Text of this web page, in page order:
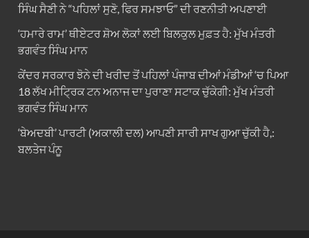
ਸਿੰਘ ਸੈਣੀ ਨੇ “ਪਹਿਲਾਂ ਸੁਣੋ, ਫਿਰ ਸਮਝਾਓ” ਦੀ ਰਣਨੀਤੀ ਅਪਣਾਈ
‘ਹਮਾਰੇ ਰਾਮ’ ਥੀਏਟਰ ਸ਼ੋਅ ਲੋਕਾਂ ਲਈ ਬਿਲਕੁਲ ਮੁਫ਼ਤ ਹੈ: ਮੁੱਖ ਮੰਤਰੀ
ਭਗਵੰਤ ਸਿੰਘ ਮਾਨ
ਕੇਂਦਰ ਸਰਕਾਰ ਝੋਨੇ ਦੀ ਖਰੀਦ ਤੋਂ ਪਹਿਲਾਂ ਪੰਜਾਬ ਦੀਆਂ ਮੰਡੀਆਂ ‘ਚ ਪਿਆ
18 ਲੱਖ ਮੀਟ੍ਰਿਕ ਟਨ ਅਨਾਜ ਦਾ ਪੁਰਾਣਾ ਸਟਾਕ ਚੁੱਕੇਗੀ: ਮੁੱਖ ਮੰਤਰੀ
ਭਗਵੰਤ ਸਿੰਘ ਮਾਨ
‘ਬੇਅਦਬੀ’ ਪਾਰਟੀ (ਅਕਾਲੀ ਦਲ) ਆਪਣੀ ਸਾਰੀ ਸਾਖ ਗੁਆ ਚੁੱਕੀ ਹੈ,:
ਬਲਤੇਜ ਪੰਨੂ